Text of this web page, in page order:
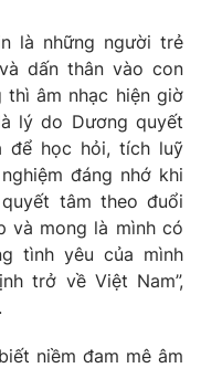
là những người trẻ
dấn thân vào con
thì âm nhạc hiện giờ
lý do Dương quyết
học hỏi, tích luỹ
đáng nhớ khi
tâm theo đuổi
và mong là mình có
tình yêu của mình
trở về Việt Nam”,
niềm đam mê âm